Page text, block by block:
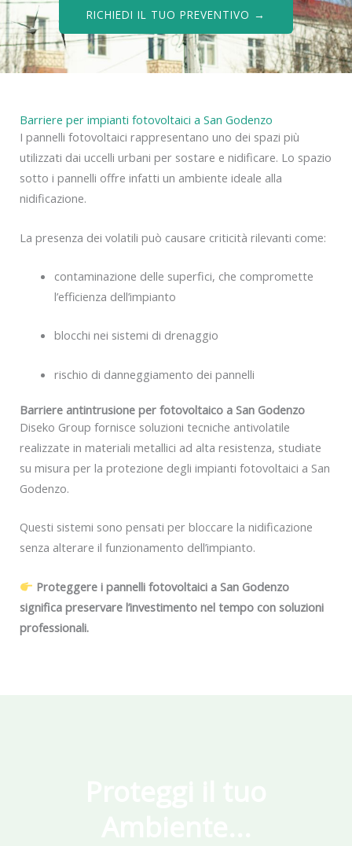
RICHIEDI IL TUO PREVENTIVO →
Barriere per impianti fotovoltaici a San Godenzo
I pannelli fotovoltaici rappresentano uno dei spazi più
utilizzati dai uccelli urbani per sostare e nidificare. Lo spazio
sotto i pannelli offre infatti un ambiente ideale alla
nidificazione.
La presenza dei volatili può causare criticità rilevanti come:
contaminazione delle superfici, che compromette
l’efficienza dell’impianto
blocchi nei sistemi di drenaggio
rischio di danneggiamento dei pannelli
Barriere antintrusione per fotovoltaico a San Godenzo
Diseko Group fornisce soluzioni tecniche antivolatile
realizzate in materiali metallici ad alta resistenza, studiate
su misura per la protezione degli impianti fotovoltaici a San
Godenzo.
Questi sistemi sono pensati per bloccare la nidificazione
senza alterare il funzionamento dell’impianto.
Proteggere i pannelli fotovoltaici a San Godenzo
significa preservare l’investimento nel tempo con soluzioni
professionali.